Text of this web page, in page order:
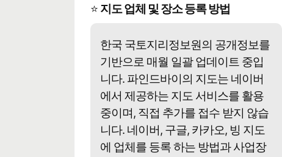
⭐ 지도 업체 및 장소 등록 방법
한국 국토지리정보원의 공개정보를
기반으로 매월 일괄 업데이트 중입
니다. 파인드바이의 지도는 네이버
에서 제공하는 지도 서비스를 활용
중이며, 직접 추가를 접수 받지 않습
니다. 네이버, 구글, 카카오, 빙 지도
에 업체를 등록 하는 방법과 사업장